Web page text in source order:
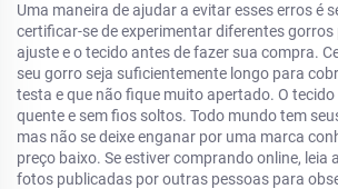
Uma maneira de ajudar a evitar esses erros é
certificar-se de experimentar diferentes
ajuste e o tecido antes de fazer sua compra.
seu gorro seja suficientemente longo para
testa e que não fique muito apertado. O tecido
quente e sem fios soltos. Todo mundo tem
mas não se deixe enganar por uma marca
preço baixo. Se estiver comprando online, leia
fotos publicadas por outras pessoas para